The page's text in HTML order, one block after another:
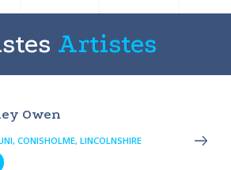
Artistes
Owen
CONISHOLME, LINCOLNSHIRE